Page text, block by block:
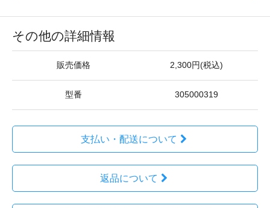
その他の詳細情報
販売価格 2,300円(税込)
型番 305000319
支払い・配送について
返品について